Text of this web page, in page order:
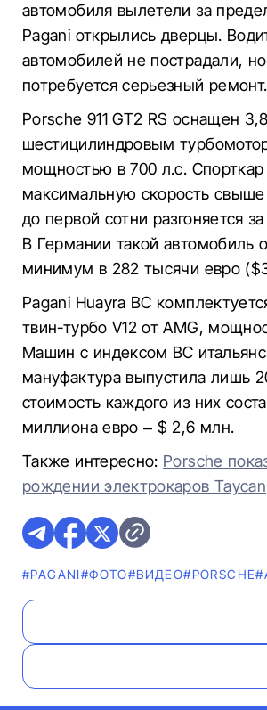
автомобиля вылетели за
Pagani открылись дверцы.
автомобилей не пострадали,
потребуется серьезный ремонт.
Porsche 911 GT2 RS оснащен
шестицилиндровым
мощностью в 700 л.с. Спорткар
максимальную скорость
до первой сотни разгоняется
В Германии такой автомобиль
минимум в 282 тысячи евро
Pagani Huayra BC
твин-турбо V12 от AMG,
Машин с индексом BC
мануфактура выпустила лишь
стоимость каждого из них
миллиона евро – $ 2,6 млн.
Также интересно: Porsche
рождении электрокаров Taycan
#PAGANI#ФОТО#ВИДЕО#PORSCHE